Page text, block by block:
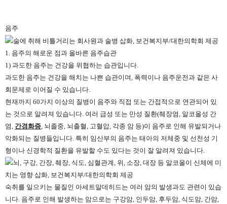
음주
1. 음주의 해로운 점과 올바른 음주습관
1) 과도한 음주는 건강을 위협하는 습관입니다.
과도한 음주는 건강을 해치는 나쁜 습관이며, 폭력이나 음주운전과 같은 사
회문제로 이어질 수 있습니다.
현재까지 60가지 이상의 질병이 음주와 직접 또는 간접적으로 연관되어 있
는 것으로 알려져 있습니다. 여러 급성 또는 만성 질환(췌장염, 알코올성 간
염, 간경화증, 뇌졸중, 뇌출혈, 고혈압, 각종 암 등)이 음주로 인해 유발되거나
악화되는 질병들입니다. 특히 임산부의 음주는 태아의 저체중 및 선천성 기
형이나 신경학적 질환을 유발할 수도 있다는 것이 잘 알려져 있습니다.
숙취를 일으키는 물질인 아세트알데히드는 여러 암의 발생과도 관련이 있습
니다. 음주로 인해 발생하는 암으로는 구강암, 인두암, 후두암, 식도암, 간암,